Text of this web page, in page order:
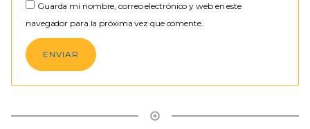
Guarda mi nombre, correo electrónico y web en este
navegador para la próxima vez que comente.